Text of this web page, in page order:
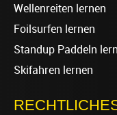
Wellenreiten lernen
Foilsurfen lernen
Standup Paddeln
Skifahren lernen